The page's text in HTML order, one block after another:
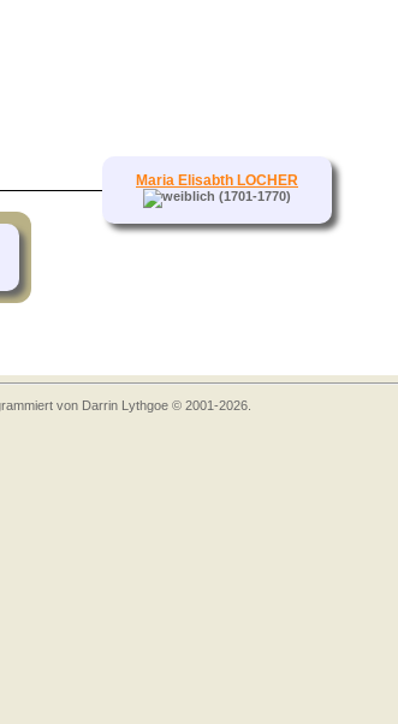
Maria Elisabth LOCHER
(1701-1770)
von Darrin Lythgoe © 2001-2026.